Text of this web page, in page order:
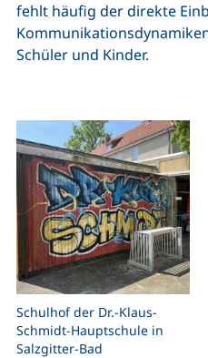
fehlt häufig der direkte
Schüler und Kinder.
Schulhof der Dr.-Klaus-
Schmidt-Hauptschule in
Salzgitter-Bad